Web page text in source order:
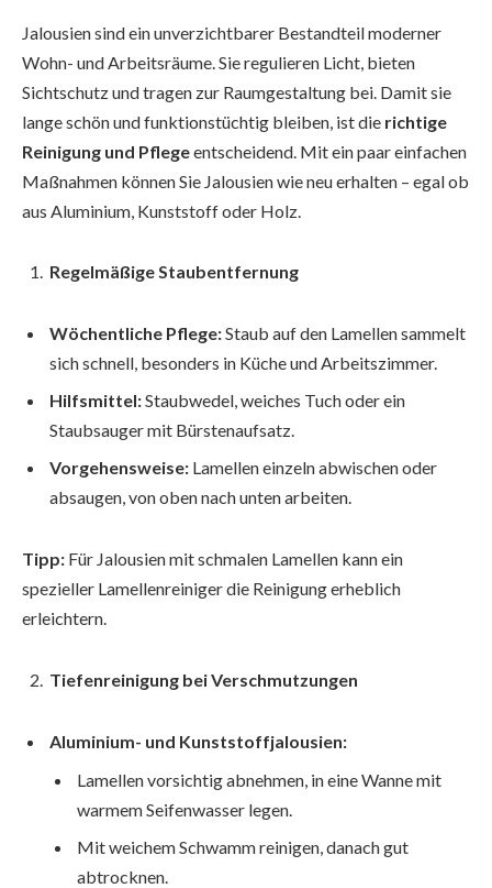
Jalousien sind ein unverzichtbarer Bestandteil moderner
Wohn- und Arbeitsräume. Sie regulieren Licht, bieten
Sichtschutz und tragen zur Raumgestaltung bei. Damit sie
lange schön und funktionstüchtig bleiben, ist die richtige
Reinigung und Pflegeentscheidend. Mit ein paar einfachen
Maßnahmen können Sie Jalousien wie neu erhalten – egal ob
aus Aluminium, Kunststoff oder Holz.
Regelmäßige Staubentfernung
Wöchentliche Pflege:Staub auf den Lamellen sammelt
sich schnell, besonders in Küche und Arbeitszimmer.
Hilfsmittel:Staubwedel, weiches Tuch oder ein
Staubsauger mit Bürstenaufsatz.
Vorgehensweise: Lamellen einzeln abwischen oder
absaugen, von oben nach unten arbeiten.
Tipp: Für Jalousien mit schmalen Lamellen kann ein
spezieller Lamellenreiniger die Reinigung erheblich
erleichtern.
Tiefenreinigung bei Verschmutzungen
Aluminium- und Kunststoffjalousien:
Lamellen vorsichtig abnehmen, in eine Wanne mit
warmem Seifenwasser legen.
Mit weichem Schwamm reinigen, danach gut
abtrocknen.